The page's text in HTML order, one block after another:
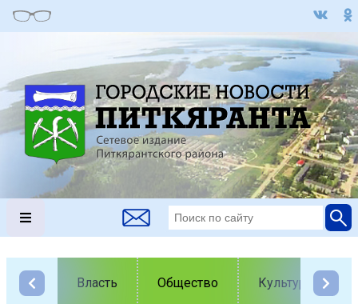
Власть Общество Культура